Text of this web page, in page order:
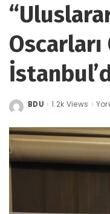
Posted
BDU 1.2k Views